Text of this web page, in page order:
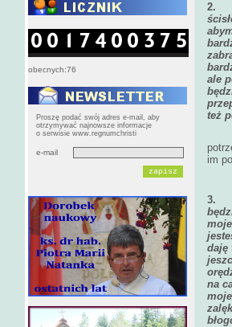
obecnych:76
Proszę podać swój adres e-mail, aby
otrzymywać najnowsze informacje
o serwisie www.regnumchristi
e-mail
2.
ale
też
im
3.
daję
na